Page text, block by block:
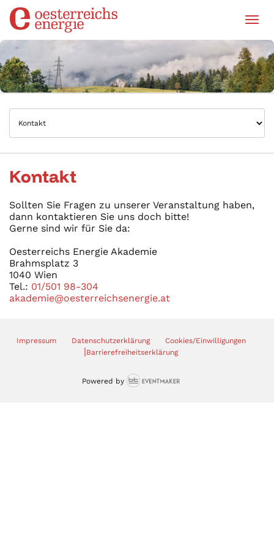
Kontakt
Sollten Sie Fragen zu unserer Veranstaltung haben,
dann kontaktieren Sie uns doch bitte!
Gerne sind wir für Sie da:
Oesterreichs Energie Akademie
Brahmsplatz 3
1040 Wien
Tel.: 01/501 98-304
akademie@oesterreichsenergie.at
Impressum Datenschutzerklärung Cookies/Einwilligungen
|Barrierefreiheitserklärung
Powered by